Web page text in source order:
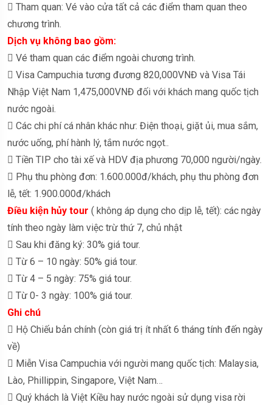
 Tham quan: Vé vào cửa tất cả các điểm tham quan theo
chương trình.
Dịch vụ không bao gồm:
 Vé tham quan các điểm ngoài chương trình.
 Visa Campuchia tương đương 820,000VNĐ và Visa Tái
Nhập Việt Nam 1,475,000VNĐ đối với khách mang quốc tịch
nước ngoài.
 Các chi phí cá nhân khác như: Điện thoại, giặt ủi, mua sắm,
nước uống, phí hành lý, tắm nước ngọt..
 Tiền TIP cho tài xế và HDV địa phương 70,000 người/ngày.
 Phụ thu phòng đơn: 1.600.000đ/khách, phụ thu phòng đơn
lễ, tết: 1.900.000đ/khách
Điều kiện hủy tour ( không áp dụng cho dịp lễ, tết): các ngày
tính theo ngày làm việc trừ thứ 7, chủ nhật
 Sau khi đăng ký: 30% giá tour.
 Từ 6 – 10 ngày: 50% giá tour.
 Từ 4 – 5 ngày: 75% giá tour.
 Từ 0- 3 ngày: 100% giá tour.
Ghi chú
 Hộ Chiếu bản chính (còn giá trị ít nhất 6 tháng tính đến ngày
về)
 Miễn Visa Campuchia với người mang quốc tịch: Malaysia,
Lào, Phillippin, Singapore, Việt Nam…
 Quý khách là Việt Kiều hay nước ngoài sử dụng visa rời